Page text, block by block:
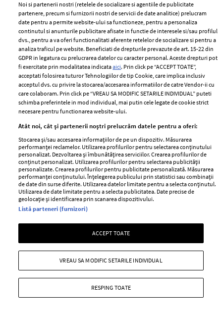
ELLE Style Awards
2024
Despre ELLE
Romania
Contact
Abonamente
Termeni si conditii
Politica de
confidențialitate
Publicitate
Stiri
GSP
Unica
Baby
Libertatea pentru
femei
Viva
Retete practice
Pariază responsabil! Decizia ONJN nr. 821/25.09.2025.
Jocurile de noroc sunt interzise minorilor.
Noi si partenerii nostri (retelele de socializare si agentiile de publicitate
partenere, precum si furnizorii nostri de servicii de date analitice) prelucram
date pentru a permite website-ului sa functioneze, pentru a personaliza
continutul si anunturile publicitare afisate in functie de interesele si/sau profilul
dvs., pentru a va oferi functionalitati aferente retelelor de socializare si pentru a
analiza traficul pe website. Beneficiati de drepturile prevazute de art. 15-22 din
GDPR in legatura cu prelucrarea datelor cu caracter personal. Aceste drepturi pot
fi exercitate prin modalitatea indicataaici. Prin click pe “ACCEPT TOATE”,
acceptati folosirea tuturor Tehnologiilor de tip Cookie, care implica inclusiv
acceptul dvs. cu privire la stocarea/accesarea informatiilor de catre Vendor-ii cu
care colaboram. Prin click pe “VREAU SA MODIFIC SETARILE INDIVIDUAL” puteti
schimba preferintele in mod individual, mai putin cele legate de cookie strict
necesare pentru functionarea website-ului.
Atât noi, cât și partenerii noștri prelucrăm datele pentru a oferi:
Stocarea și/sau accesarea informațiilor de pe un dispozitiv. Măsurarea
performanței reclamelor. Utilizarea profilurilor pentru selectarea conținutului
personalizat. Dezvoltarea și îmbunătățirea serviciilor. Crearea profilurilor de
conținut personalizat. Utilizarea profilurilor pentru selectarea publicității
personalizate. Crearea profilurilor pentru publicitate personalizată. Măsurarea
performanței conținutului. Înțelegerea publicului prin statistici sau combinații
de date din surse diferite. Utilizarea datelor limitate pentru a selecta conținutul.
Utilizarea de date limitate pentru a selecta publicitatea. Date precise de
geolocație și identificarea prin scanarea dispozitivului.
Listă parteneri (furnizori)
ACCEPT TOATE
RESPING TOATE
VREAU SA MODIFIC SETARILE INDIVIDUAL